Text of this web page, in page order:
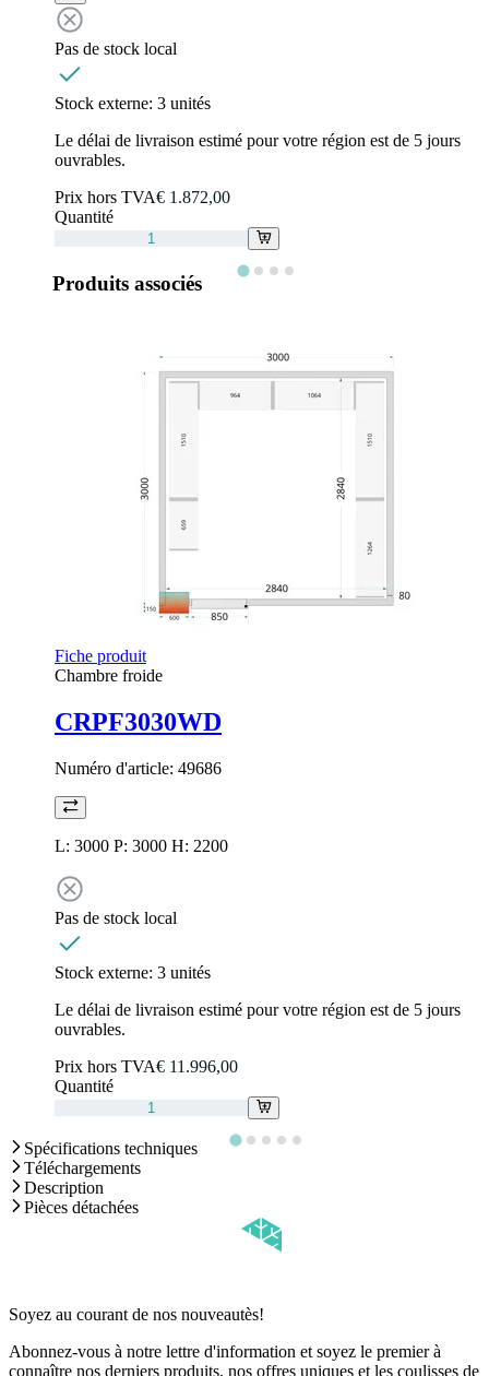
Pas de stock local
Stock externe: 3 unités
Le délai de livraison estimé pour votre région est de 5 jours
ouvrables.
Prix hors TVA€ 1.872,00
Quantité
Produits associés
Fiche produit
Chambre froide
CRPF3030WD
Numéro d'article: 49686
L: 3000 P: 3000 H: 2200
Pas de stock local
Stock externe: 3 unités
Le délai de livraison estimé pour votre région est de 5 jours
ouvrables.
Prix hors TVA€ 11.996,00
Quantité
Spécifications techniques
Téléchargements
Description
Pièces détachées
Soyez au courant de nos nouveautès!
Abonnez-vous à notre lettre d'information et soyez le premier à
connaître nos derniers produits, nos offres uniques et les coulisses de